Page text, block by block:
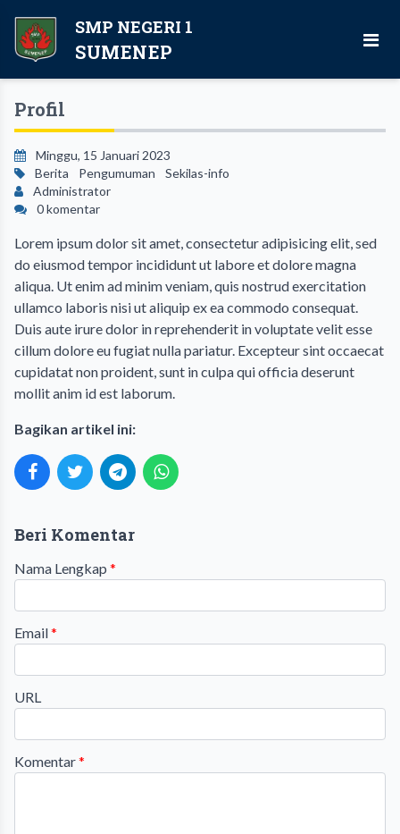
SMP NEGERI 1
SUMENEP
Profil
Minggu, 15 Januari 2023
Berita
Pengumuman
Sekilas-info
Administrator
0 komentar
Lorem ipsum dolor sit amet, consectetur adipisicing elit, sed
do eiusmod tempor incididunt ut labore et dolore magna
aliqua. Ut enim ad minim veniam, quis nostrud exercitation
ullamco laboris nisi ut aliquip ex ea commodo consequat.
Duis aute irure dolor in reprehenderit in voluptate velit esse
cillum dolore eu fugiat nulla pariatur. Excepteur sint occaecat
cupidatat non proident, sunt in culpa qui officia deserunt
mollit anim id est laborum.
Bagikan artikel ini:
Beri Komentar
Nama Lengkap *
Email*
URL
Komentar*